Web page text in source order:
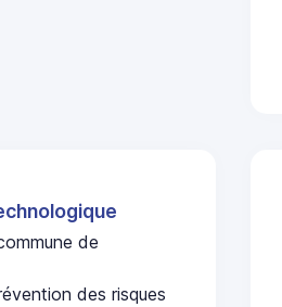
de
des risques